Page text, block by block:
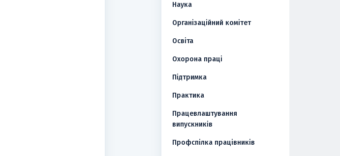
Наука
Організаційний комітет
Освіта
Охорона праці
Підтримка
Практика
Працевлаштування
випускників
Профспілка працівників